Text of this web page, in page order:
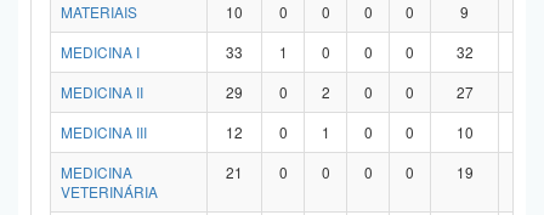
MATERIAIS 10 0 0 0 0 9
MEDICINA I
33 1 0 0 0 32
MEDICINA II
29 0 2 0 0 27
MEDICINA III
12 0 1 0 0 10
MEDICINA
VETERINÁRIA
21 0 0 0 0 19